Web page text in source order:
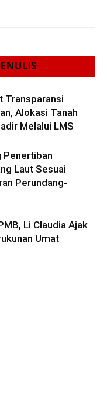
Transparansi
Alokasi Tanah
Melalui LMS
Penertiban
Laut Sesuai
Perundang-
Li Claudia Ajak
Umat